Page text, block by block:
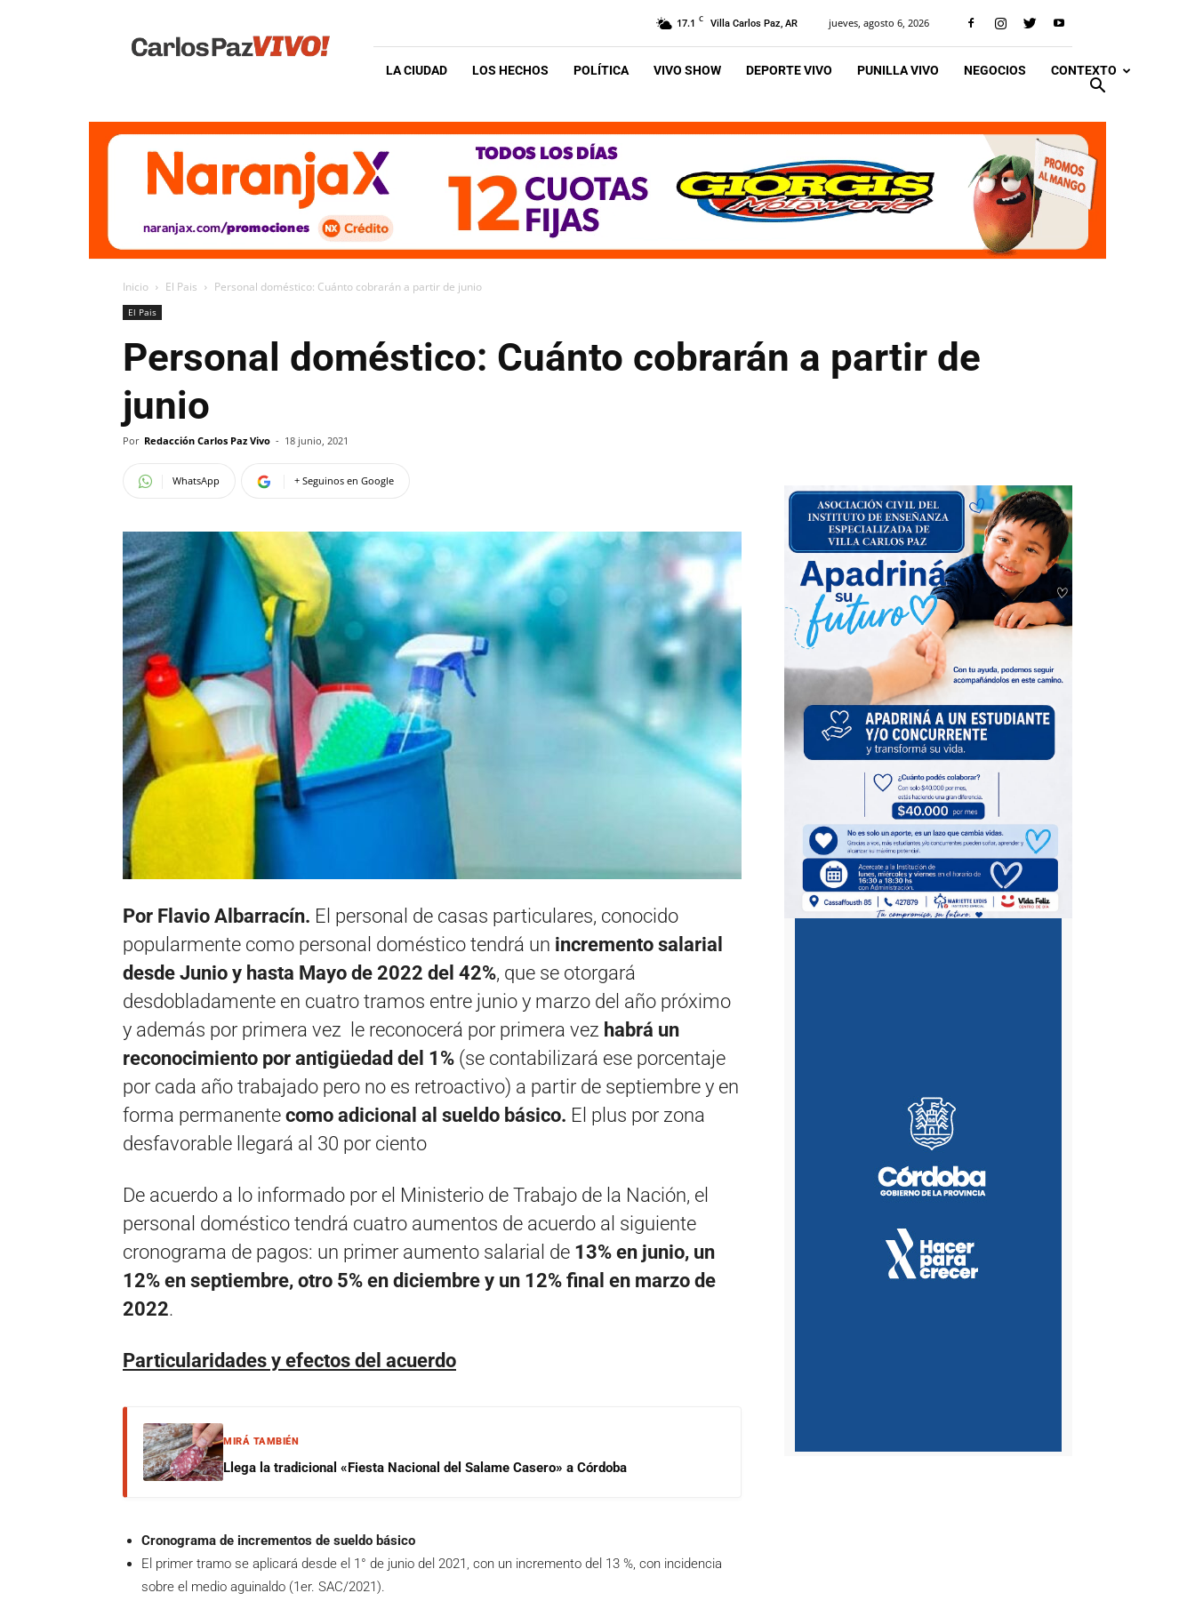
Vivo
17.1 C Villa Carlos Paz, AR jueves, agosto 6, 2026
LA CIUDAD LOS HECHOS POLÍTICA VIVO SHOW DEPORTE VIVO PUNILLA VIVO NEGOCIOS CONTEXTO
Inicio El Pais Personal doméstico: Cuánto cobrarán a partir de junio
El Pais
Personal doméstico: Cuánto cobrarán a partir de
junio
Por Redacción Carlos Paz Vivo - 18 junio, 2021
WhatsApp + Seguinos en Google
Por Flavio Albarracín. El personal de casas particulares, conocido
popularmente como personal doméstico tendrá un incremento salarial
desde Junio y hasta Mayo de 2022 del 42%, que se otorgará
desdobladamente en cuatro tramos entre junio y marzo del año próximo
y además por primera vez le reconocerá por primera vez habrá un
reconocimiento por antigüedad del 1% (se contabilizará ese porcentaje
por cada año trabajado pero no es retroactivo) a partir de septiembre y en
forma permanente como adicional al sueldo básico. El plus por zona
desfavorable llegará al 30 por ciento
De acuerdo a lo informado por el Ministerio de Trabajo de la Nación, el
personal doméstico tendrá cuatro aumentos de acuerdo al siguiente
cronograma de pagos: un primer aumento salarial de 13% en junio, un
12% en septiembre, otro 5% en diciembre y un 12% final en marzo de
2022.
Particularidades y efectos del acuerdo
MIRÁ TAMBIÉN
Llega la tradicional «Fiesta Nacional del Salame Casero» a Córdoba
Cronograma de incrementos de sueldo básico
El primer tramo se aplicará desde el 1° de junio del 2021, con un incremento del 13 %, con incidencia
sobre el medio aguinaldo (1er. SAC/2021).